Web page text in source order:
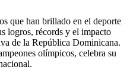
que han brillado en el deporte
logros, récords y el impacto
de la República Dominicana.
olímpicos, celebra su